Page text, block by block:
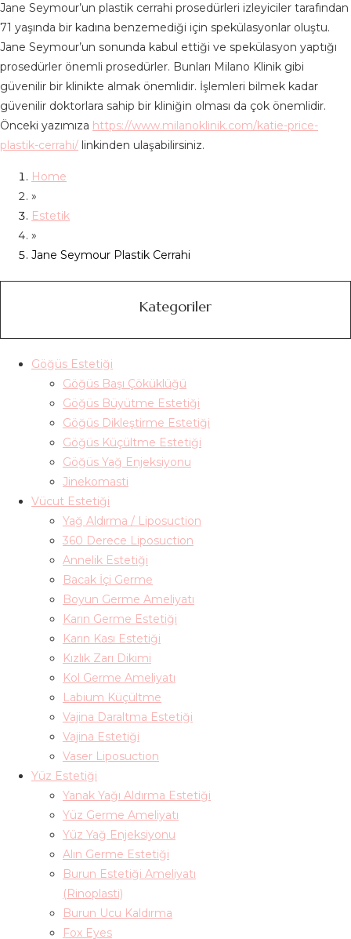
Jane Seymour’un plastik cerrahi prosedürleri izleyiciler tarafından
71 yaşında bir kadına benzemediği için spekülasyonlar oluştu.
Jane Seymour’un sonunda kabul ettiği ve spekülasyon yaptığı
prosedürler önemli prosedürler. Bunları Milano Klinik gibi
güvenilir bir klinikte almak önemlidir. İşlemleri bilmek kadar
güvenilir doktorlara sahip bir kliniğin olması da çok önemlidir.
Önceki yazımıza https://www.milanoklinik.com/katie-price-
plastik-cerrahi/ linkinden ulaşabilirsiniz.
Home
»
Estetik
»
Jane Seymour Plastik Cerrahi
Kategoriler
Göğüs Estetiği
Göğüs Başı Çöküklüğü
Göğüs Büyütme Estetiği
Göğüs Dikleştirme Estetiği
Göğüs Küçültme Estetiği
Göğüs Yağ Enjeksiyonu
Jinekomasti
Vücut Estetiği
Yağ Aldırma / Liposuction
360 Derece Liposuction
Annelik Estetiği
Bacak İçi Germe
Boyun Germe Ameliyatı
Karın Germe Estetiği
Karın Kası Estetiği
Kızlık Zarı Dikimi
Kol Germe Ameliyatı
Labium Küçültme
Vajina Daraltma Estetiği
Vajina Estetiği
Vaser Liposuction
Yüz Estetiği
Yanak Yağı Aldırma Estetiği
Yüz Germe Ameliyatı
Yüz Yağ Enjeksiyonu
Alın Germe Estetiği
Burun Estetiği Ameliyatı
(Rinoplasti)
Burun Ucu Kaldırma
Fox Eyes